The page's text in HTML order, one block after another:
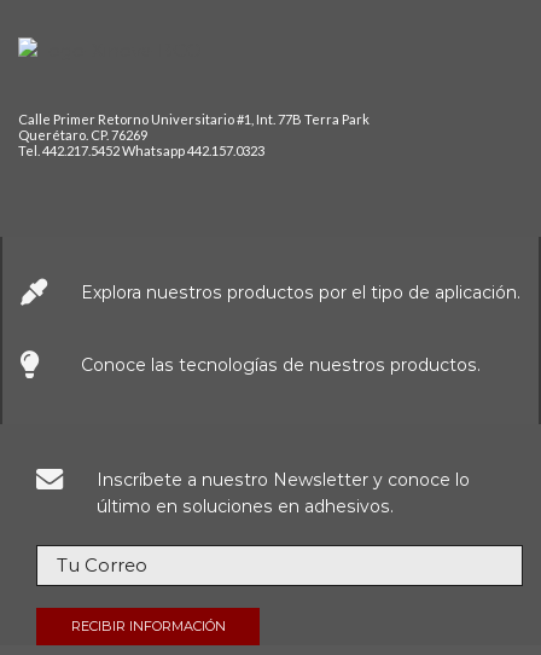
Calle Primer Retorno Universitario #1, Int. 77B Terra Park
Querétaro. CP. 76269
Tel. 442.217.5452 Whatsapp 442.157.0323
Explora nuestros productos por el tipo de aplicación.
Conoce las tecnologías de nuestros productos.
Inscríbete a nuestro Newsletter y conoce lo
último en soluciones en adhesivos.